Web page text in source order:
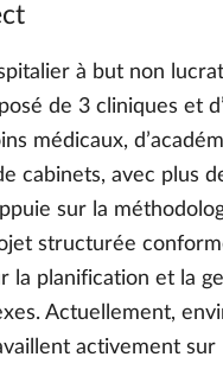
à but non
de 3 cliniques et
médicaux,
cabinets, avec plus
sur la
structurée
la planification et la
Actuellement,
activement sur